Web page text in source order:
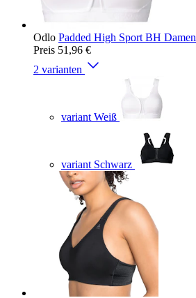
Odlo Padded High Sport BH Damen
Preis 51,96 €
2 varianten
variant Weiß
variant Schwarz